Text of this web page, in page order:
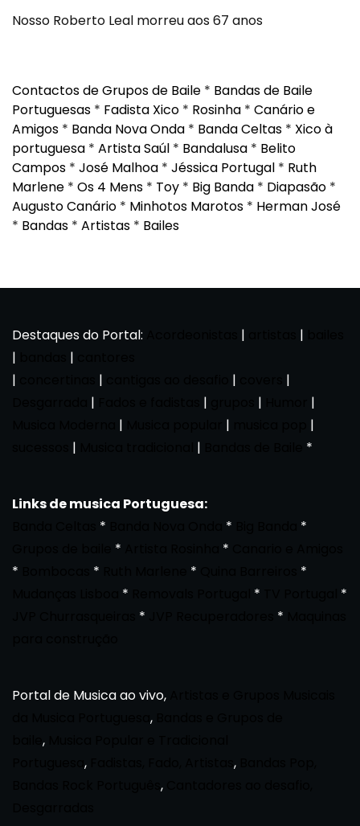
Nosso Roberto Leal morreu aos 67 anos
Contactos de Grupos de Baile * Bandas de Baile
Portuguesas * Fadista Xico * Rosinha * Canário e
Amigos * Banda Nova Onda * Banda Celtas * Xico à
portuguesa * Artista Saúl * Bandalusa * Belito
Campos * José Malhoa * Jéssica Portugal * Ruth
Marlene * Os 4 Mens * Toy * Big Banda * Diapasão *
Augusto Canário * Minhotos Marotos * Herman José
* Bandas * Artistas * Bailes
Destaques do Portal: | |
|
|
|
| |
|
| | |
|
| |
|
| | *
Links de musica Portuguesa:
* *
*
* *
*
* *
*
* *
*
* *
Portal de Musica ao vivo,
,
,
, ,
,